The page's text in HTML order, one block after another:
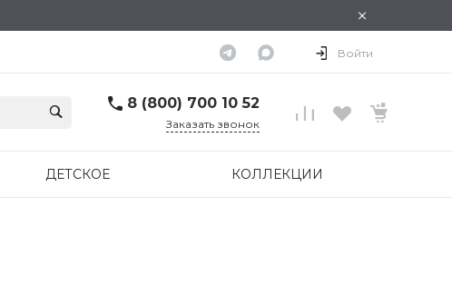
×
Войти
8 (800) 700 10 52
Заказать звонок
ДЕТСКОЕ КОЛЛЕКЦИИ